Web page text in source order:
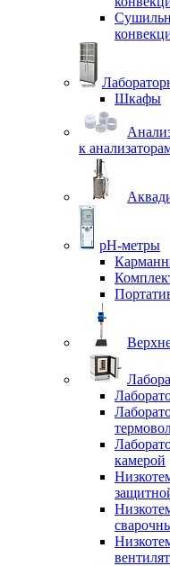
Шкафы
к
pH-метры
камерой